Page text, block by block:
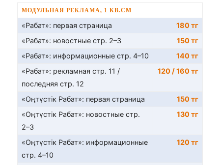
МОДУЛЬНАЯ РЕКЛАМА, 1 КВ.СМ
«Рабат»: первая страница
180 тг
«Рабат»: новостные стр. 2–3
150 тг
«Рабат»: информационные стр. 4–10
140 тг
«Рабат»: рекламная стр. 11 /
последняя стр. 12
120 / 160 тг
«Оңтүстік Рабат»: первая страница
150 тг
«Оңтүстік Рабат»: новостные стр.
2–3
130 тг
«Оңтүстік Рабат»: информационные
стр. 4–10
120 тг